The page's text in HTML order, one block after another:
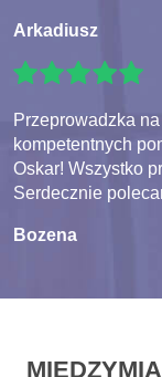
Arkadiusz
Przeprowadzka
kompetentnych
Oskar! Wszystko
Serdecznie
Bozena